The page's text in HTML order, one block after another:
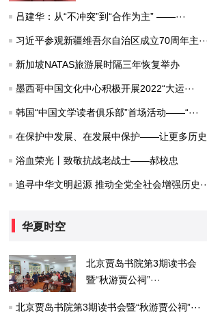
吕建华：从“不冲突”到“合作为主” ——···
习近平参观新疆维吾尔自治区成立70周年主···
新加坡NATAS旅游展时隔三年恢复举办
墨西哥中国文化中心积极开展2022“大运···
韩国“中国文学读者俱乐部”首场活动——“···
在保护中发展、在发展中保护——让更多历史
浴血荣光丨致敬抗战老战士——郝校忠
追寻中华文明起源 推动全党全社会增强历史
华夏时空
北京贾岛书院第3期读书会
暨“秋游贾公祠”···
北京贾岛书院第3期读书会暨“秋游贾公祠”···